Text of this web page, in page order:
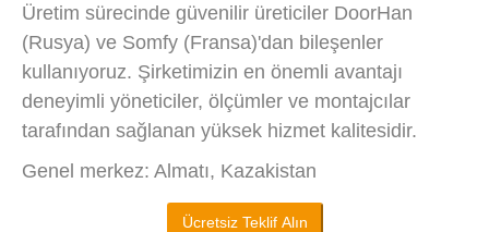
Üretim sürecinde güvenilir üreticiler DoorHan
(Rusya) ve Somfy (Fransa)'dan bileşenler
kullanıyoruz. Şirketimizin en önemli avantajı
deneyimli yöneticiler, ölçümler ve montajcılar
tarafından sağlanan yüksek hizmet kalitesidir.
Genel merkez: Almatı, Kazakistan
Ücretsiz Teklif Alın